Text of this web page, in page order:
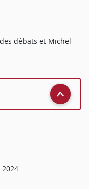
des débats et Michel